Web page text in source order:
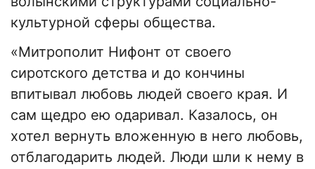
культурной сферы общества.
«Митрополит Нифонт от своего
сиротского детства и до кончины
впитывал любовь людей своего края. И
сам щедро ею одаривал. Казалось, он
хотел вернуть вложенную в него любовь,
отблагодарить людей. Люди шли к нему в